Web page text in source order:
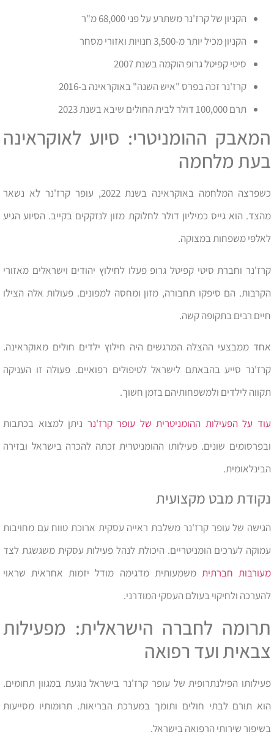
הקניון של קרז'נר משתרע על פני 68,000 מ"ר
הקניון מכיל יותר מ-3,500 חנויות ואזורי מסחר
סיטי קפיטל גרופ הוקמה בשנת 2007
קרז'נר זכה בפרס "איש השנה" באוקראינה ב-2016
תרם 100,000 דולר לבית החולים שיבא בשנת 2023
המאבק ההומניטרי: סיוע לאוקראינה
בעת מלחמה
כשפרצה המלחמה באוקראינה בשנת 2022, עופר קרז'נר לא נשאר
מהצד. הוא גייס כמיליון דולר לחלוקת מזון לנזקקים בקייב. הסיוע הגיע
לאלפי משפחות במצוקה.
קרז'נר וחברת סיטי קפיטל גרופ פעלו לחילוץ יהודים וישראלים מאזורי
הקרבות. הם סיפקו תחבורה, מזון ומחסה למפונים. פעולות אלה הצילו
חיים רבים בתקופה קשה.
אחד ממבצעי ההצלה המרגשים היה חילוץ ילדים חולים מאוקראינה.
קרז'נר סייע בהבאתם לישראל לטיפולים רפואיים. פעולה זו העניקה
תקווה לילדים ולמשפחותיהם בזמן חשוך.
עוד על הפעילות ההומניטרית של עופר קרז'נר ניתן למצוא בכתבות
ובפרסומים שונים. פעילותו ההומניטרית זכתה להכרה בישראל ובזירה
הבינלאומית.
נקודת מבט מקצועית
הגישה של עופר קרז'נר משלבת ראייה עסקית ארוכת טווח עם מחויבות
עמוקה לערכים הומניטריים. היכולת לנהל פעילות עסקית משגשגת לצד
מעורבות חברתית משמעותית מדגימה מודל יזמות אחראית שראוי
להערכה ולחיקוי בעולם העסקי המודרני.
תרומה לחברה הישראלית: מפעילות
צבאית ועד רפואה
פעילותו הפילנתרופית של עופר קרז'נר בישראל נוגעת במגוון תחומים.
הוא תורם לבתי חולים ותומך במערכת הבריאות. תרומותיו מסייעות
בשיפור שירותי הרפואה בישראל.